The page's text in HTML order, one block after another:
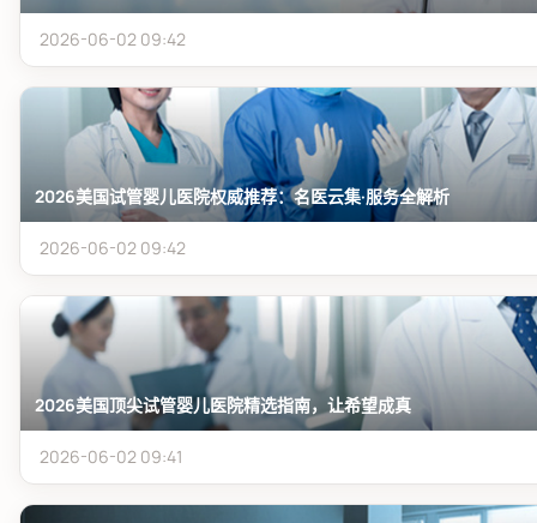
2026-06-02 09:42
2026美国试管婴儿医院权威推荐：名医云集·服务全解析
2026-06-02 09:42
2026美国顶尖试管婴儿医院精选指南，让希望成真
2026-06-02 09:41